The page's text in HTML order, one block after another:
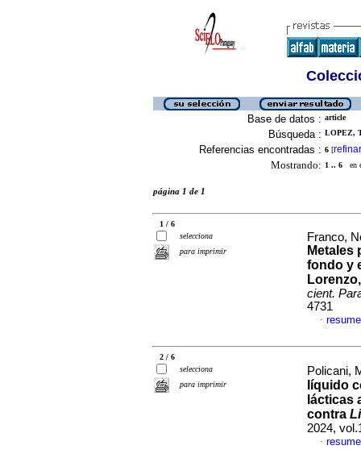
Base de datos : article
Búsqueda : LOPEZ,
Referencias encontradas : 6 [refinar
Mostrando: 1 .. 6 en
página 1 de 1
1 / 6
selecciona
para imprimir
Franco,
Metales
fondo y
cient.
4731
·
2 / 6
selecciona
para imprimir
Policani,
líquido
lácticas
contra
2024,
·